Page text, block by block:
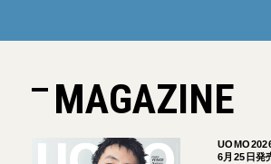
MAGAZINE
6月25日発